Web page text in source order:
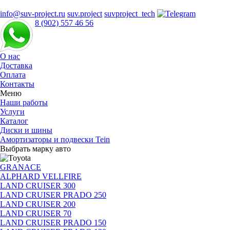
info@suv-project.ru suv.project suvproject_tech
8 (902) 557 46 56
О нас
Доставка
Оплата
Контакты
Меню
Наши работы
Услуги
Каталог
Диски и шины
Амортизаторы и подвески Tein
Выбрать марку авто
GRANACE
ALPHARD VELLFIRE
LAND CRUISER 300
LAND CRUISER PRADO 250
LAND CRUISER 200
LAND CRUISER 70
LAND CRUISER PRADO 150